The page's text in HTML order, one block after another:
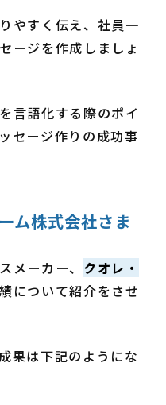
やすく伝え、社員一
ージを作成しましょ
言語化する際のポイ
セージ作りの成功事
ム株式会社さま
メーカー、 クオレ・
について紹介をさせ
果は下記のようにな